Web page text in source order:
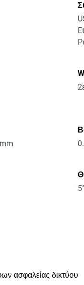
ασφαλείας δικτύου